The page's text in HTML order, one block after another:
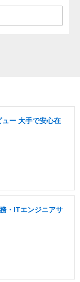
ー 大手で安心在
・ITエンジニアサ